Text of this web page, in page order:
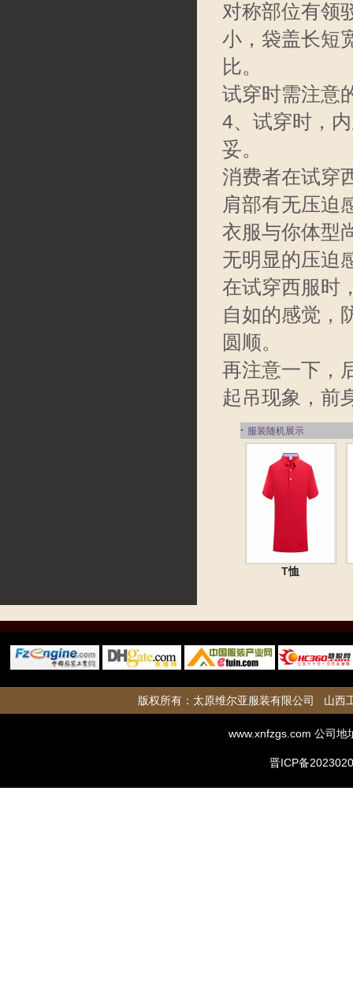
对称部位有领
小，袋盖长短
比。
试穿时需注意
4、试穿时，
妥。
消费者在试穿
肩部有无压迫
衣服与你体型
无明显的压迫
在试穿西服时
自如的感觉，
圆顺。
再注意一下，
起吊现象，前
· 服装随机展示
T恤
版权所有： 太原维尔亚服装有限公司 山西
www.xnfzgs.com 公司地
晋ICP备